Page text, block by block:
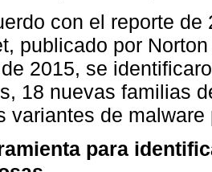
con el reporte
publicado por
2015, se
18 nuevas familias
variantes de
para